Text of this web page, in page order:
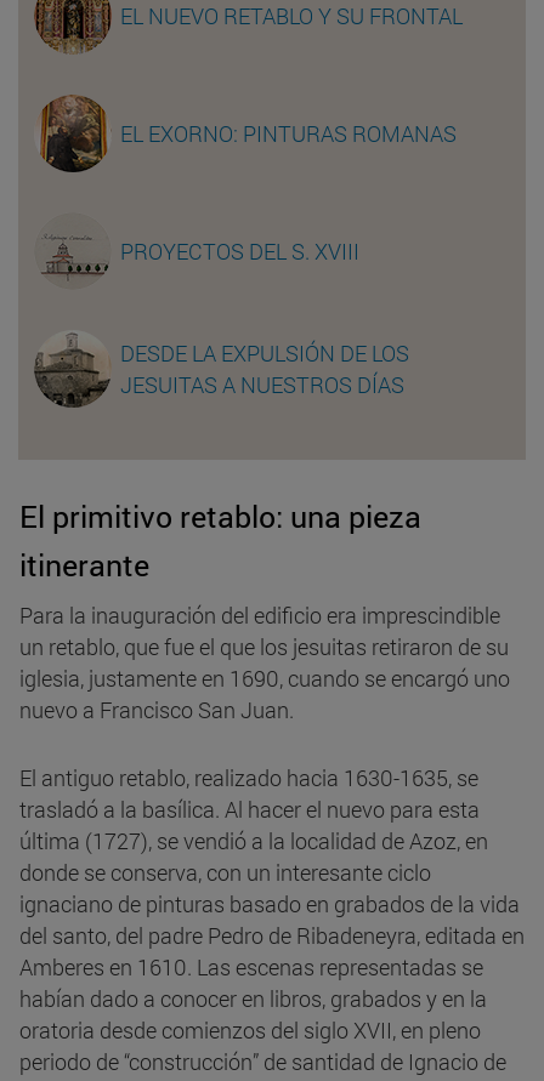
EL NUEVO RETABLO Y SU FRONTAL
EL EXORNO: PINTURAS ROMANAS
PROYECTOS DEL S. XVIII
DESDE LA EXPULSIÓN DE LOS
JESUITAS A NUESTROS DÍAS
El primitivo retablo: una pieza
itinerante
Para la inauguración del edificio era imprescindible
un retablo, que fue el que los jesuitas retiraron de su
iglesia, justamente en 1690, cuando se encargó uno
nuevo a Francisco San Juan.
El antiguo retablo, realizado hacia 1630-1635, se
trasladó a la basílica. Al hacer el nuevo para esta
última (1727), se vendió a la localidad de Azoz, en
donde se conserva, con un interesante ciclo
ignaciano de pinturas basado en grabados de la vida
del santo, del padre Pedro de Ribadeneyra, editada en
Amberes en 1610. Las escenas representadas se
habían dado a conocer en libros, grabados y en la
oratoria desde comienzos del siglo XVII, en pleno
periodo de “construcción” de santidad de Ignacio de